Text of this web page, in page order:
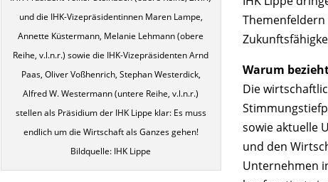
und die IHK-Vizepräsidentinnen Maren Lampe,
Annette Küstermann, Melanie Lehmann (obere
Reihe, v.l.n.r.) sowie die IHK-Vizepräsidenten Arnd
Paas, Oliver Voßhenrich, Stephan Westerdick,
Alfred W. Westermann (untere Reihe, v.l.n.r.)
stellen als Präsidium der IHK Lippe klar: Es muss
endlich um die Wirtschaft als Ganzes gehen!
Bildquelle: IHK Lippe
Warum
Die
sowie aktuelle
und den
Unternehmen